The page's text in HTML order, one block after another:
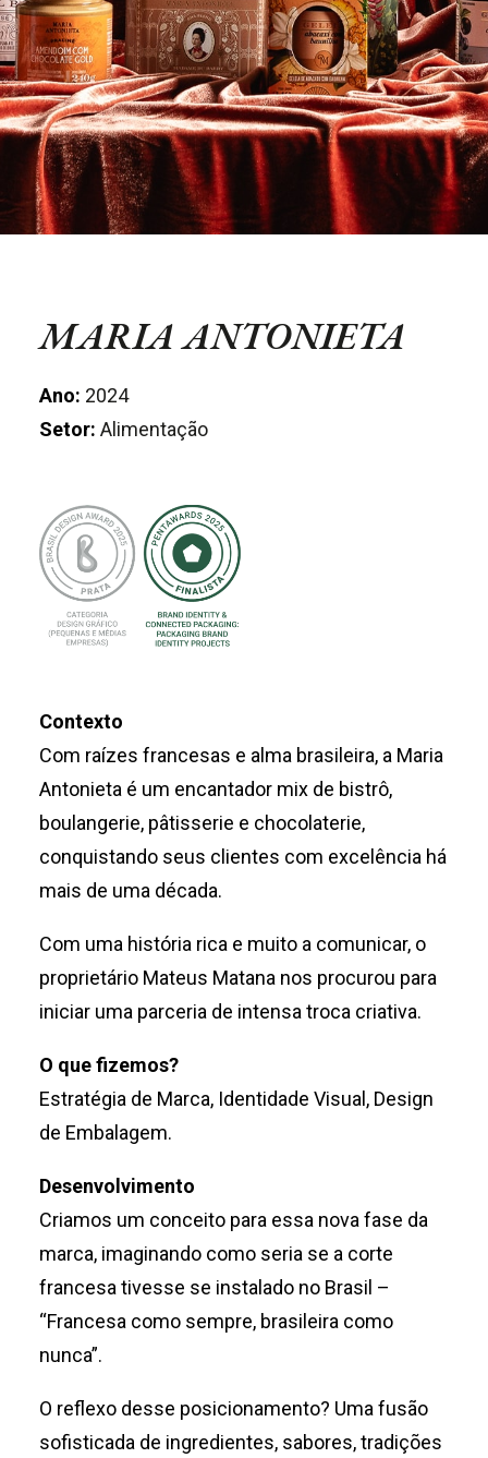
MARIA ANTONIETA
Ano: 2024
Setor: Alimentação
Contexto
Com raízes francesas e alma brasileira, a Maria
Antonieta é um encantador mix de bistrô,
boulangerie, pâtisserie e chocolaterie,
conquistando seus clientes com excelência há
mais de uma década.
Com uma história rica e muito a comunicar, o
proprietário Mateus Matana nos procurou para
iniciar uma parceria de intensa troca criativa.
O que fizemos?
Estratégia de Marca, Identidade Visual, Design
de Embalagem.
Desenvolvimento
Criamos um conceito para essa nova fase da
marca, imaginando como seria se a corte
francesa tivesse se instalado no Brasil –
“Francesa como sempre, brasileira como
nunca”.
O reflexo desse posicionamento? Uma fusão
sofisticada de ingredientes, sabores, tradições